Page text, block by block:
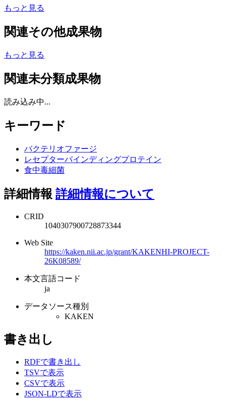
もっと見る
関連その他成果物
もっと見る
関連未分類成果物
読み込み中...
キーワード
バクテリオファージ
レセプターバインディングプロテイン
食中毒細菌
詳細情報 詳細情報について
CRID
1040307900728873344
Web Site
https://kaken.nii.ac.jp/grant/KAKENHI-PROJECT-
26K08589/
本文言語コード
ja
データソース種別
KAKEN
書き出し
RDFで書き出し
TSVで表示
CSVで表示
JSON-LDで表示